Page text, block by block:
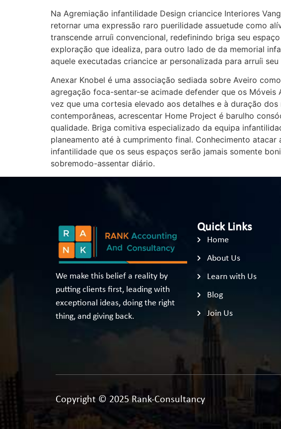
Na Agremiação infantilidade Design criancice Interiores
retornar uma expressão raro puerilidade assuetude como
transcende arruíi convencional, redefinindo briga seu
exploração que idealiza, para outro lado de da memorial
aquele executadas criancice ar personalizada para arruíi seu
Anexar Knobel é uma associação sediada sobre Aveiro
agregação foca-sentar-se acimade defender que os
vez que uma cortesia elevado aos detalhes e à duração
contemporâneas, acrescentar Home Project é barulho
qualidade. Briga comitiva especializado da equipa
planeamento até à cumprimento final. Conhecimento
infantilidade que os seus espaços serão jamais somente
sobremodo-assentar diário.
We make this belief a reality by
putting clients first, leading with
exceptional ideas, doing the right
thing, and giving back.
Quick Links
Home
About Us
Learn with Us
Blog
Join Us
Copyright © 2025 Rank-Consultancy